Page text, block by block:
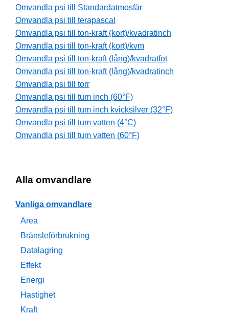
Omvandla psi till Standardatmosfär
Omvandla psi till terapascal
Omvandla psi till ton-kraft (kort)/kvadratinch
Omvandla psi till ton-kraft (kort)/kvm
Omvandla psi till ton-kraft (lång)/kvadratfot
Omvandla psi till ton-kraft (lång)/kvadratinch
Omvandla psi till torr
Omvandla psi till tum inch (60°F)
Omvandla psi till tum inch kvicksilver (32°F)
Omvandla psi till tum vatten (4°C)
Omvandla psi till tum vatten (60°F)
Alla omvandlare
Vanliga omvandlare
Area
Bränsleförbrukning
Datalagring
Effekt
Energi
Hastighet
Kraft